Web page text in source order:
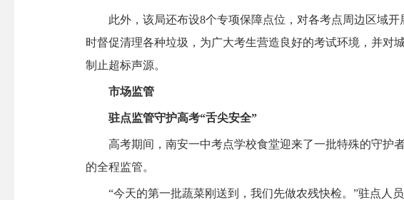
此外，该局还布设8个专项保障点位，对各考点周边区域开
时督促清理各种垃圾，为广大考生营造良好的考试环境，并对
制止超标声源。
市场监管
驻点监管守护高考“舌尖安全”
高考期间，南安一中考点学校食堂迎来了一批特殊的守护
的全程监管。
“今天的第一批蔬菜刚送到，我们先做农残快检。”驻点人员